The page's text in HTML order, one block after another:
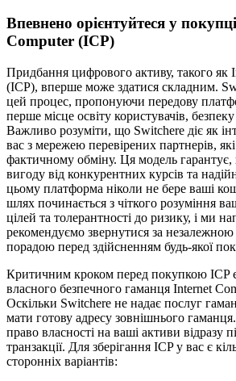
Впевнено орієнтуйтеся у
Computer (ICP)
Придбання цифрового активу, такого як
(ICP), вперше може здатися складним.
цей процес, пропонуючи передову
перше місце освіту користувачів,
Важливо розуміти, що Switchere діє як
вас з мережею перевірених партнерів,
фактичному обміну. Ця модель
вигоду від конкурентних курсів та
цьому платформа ніколи не бере ваші
шлях починається з чіткого розуміння
цілей та толерантності до ризику, і ми
рекомендуємо звернутися за
порадою перед здійсненням будь-якої
Критичним кроком перед покупкою ICP
власного безпечного гаманця Internet
Оскільки Switchere не надає послуг
мати готову адресу зовнішнього
право власності на ваші активи відразу
транзакції. Для зберігання ICP у вас є
сторонніх варіантів: